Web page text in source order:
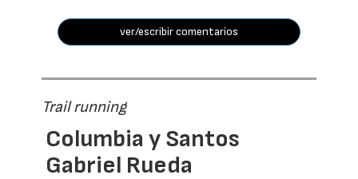
ver/escribir comentarios
Trail running
Columbia y Santos
Gabriel Rueda